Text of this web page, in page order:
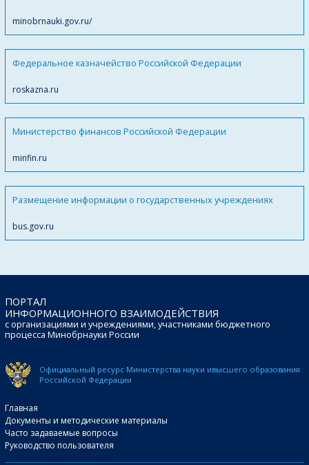
minobrnauki.gov.ru/
Федеральное казначейство Российской Федерации
roskazna.ru
Министерство финансов Российской Федерации
minfin.ru
Размещение информации о государственных учреждениях
bus.gov.ru
ПОРТАЛ
ИНФОРМАЦИОННОГО ВЗАИМОДЕЙСТВИЯ
с организациями и учреждениями, участниками бюджетного
процесса Минобрнауки России
Официальный ресурс Министерства науки ивысшего образования
Российской Федерации
Главная
Документы и методические материалы
Часто задаваемые вопросы
Руководство пользователя